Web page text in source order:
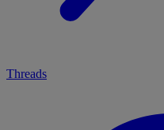
Threads